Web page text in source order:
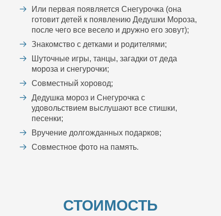
Или первая появляется Снегурочка (она
готовит детей к появлению Дедушки Мороза,
после чего все весело и дружно его зовут);
Знакомство с детками и родителями;
Шуточные игры, танцы, загадки от деда
мороза и снегурочки;
Совместный хоровод;
Дедушка мороз и Снегурочка с
удовольствием выслушают все стишки,
песенки;
Вручение долгожданных подарков;
Совместное фото на память.
СТОИМОСТЬ